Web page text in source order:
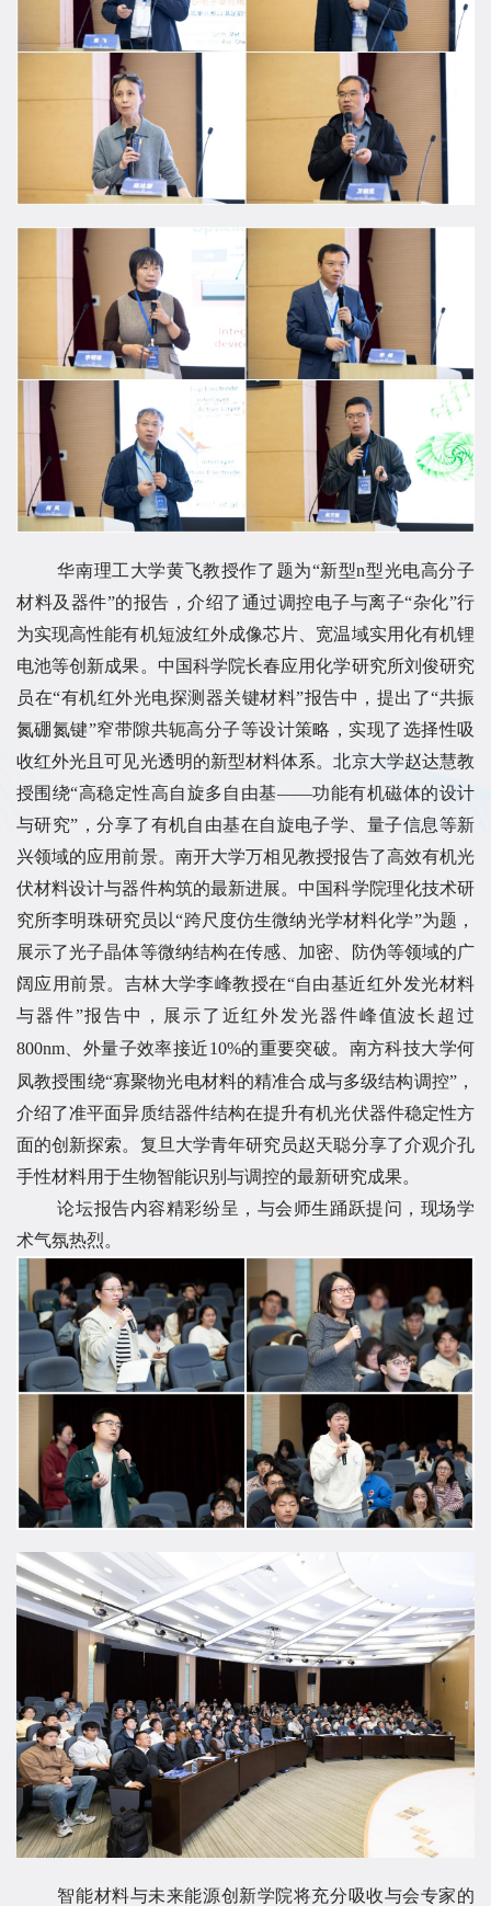
华南理工大学黄飞教授作了题为“新型n型光电高分子
材料及器件”的报告，介绍了通过调控电子与离子“杂化”行
为实现高性能有机短波红外成像芯片、宽温域实用化有机锂
电池等创新成果。中国科学院长春应用化学研究所刘俊研究
员在“有机红外光电探测器关键材料”报告中，提出了“共振
氮硼氮键”窄带隙共轭高分子等设计策略，实现了选择性吸
收红外光且可见光透明的新型材料体系。北京大学赵达慧教
授围绕“高稳定性高自旋多自由基——功能有机磁体的设计
与研究”，分享了有机自由基在自旋电子学、量子信息等新
兴领域的应用前景。南开大学万相见教授报告了高效有机光
伏材料设计与器件构筑的最新进展。中国科学院理化技术研
究所李明珠研究员以“跨尺度仿生微纳光学材料化学”为题，
展示了光子晶体等微纳结构在传感、加密、防伪等领域的广
阔应用前景。吉林大学李峰教授在“自由基近红外发光材料
与器件”报告中，展示了近红外发光器件峰值波长超过
800nm、外量子效率接近10%的重要突破。南方科技大学何
凤教授围绕“寡聚物光电材料的精准合成与多级结构调控”，
介绍了准平面异质结器件结构在提升有机光伏器件稳定性方
面的创新探索。复旦大学青年研究员赵天聪分享了介观介孔
手性材料用于生物智能识别与调控的最新研究成果。
论坛报告内容精彩纷呈，与会师生踊跃提问，现场学
术气氛热烈。
智能材料与未来能源创新学院将充分吸收与会专家的